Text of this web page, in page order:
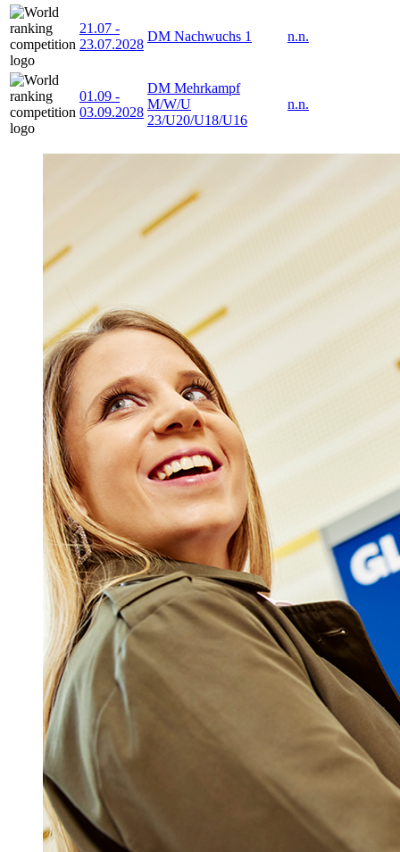
21.07 -
23.07.2028
DM Nachwuchs 1 n.n.
01.09 -
03.09.2028
DM Mehrkampf
M/W/U
23/U20/U18/U16
n.n.